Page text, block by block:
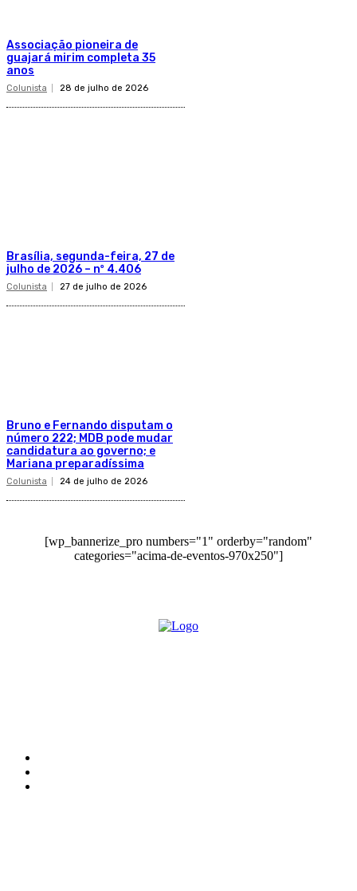
Associação pioneira de
guajará mirim completa 35
anos
Colunista 28 de julho de 2026
Brasília, segunda-feira, 27 de
julho de 2026 – nº 4.406
Colunista 27 de julho de 2026
Bruno e Fernando disputam o
número 222; MDB pode mudar
candidatura ao governo; e
Mariana preparadíssima
Colunista 24 de julho de 2026
[wp_bannerize_pro numbers="1" orderby="random"
categories="acima-de-eventos-970x250"]